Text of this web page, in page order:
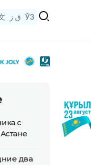
ق ز ЎЗ
с
два